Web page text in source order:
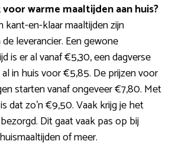
warme maaltijden aan huis?
kant-en-klaar maaltijden zijn
leverancier. Een gewone
is er al vanaf €5,30, een dagverse
in huis voor €5,85. De prijzen voor
starten vanaf ongeveer €7,80. Met
dat zo’n €9,50. Vaak krijg je het
Dit gaat vaak pas op bij
of meer.